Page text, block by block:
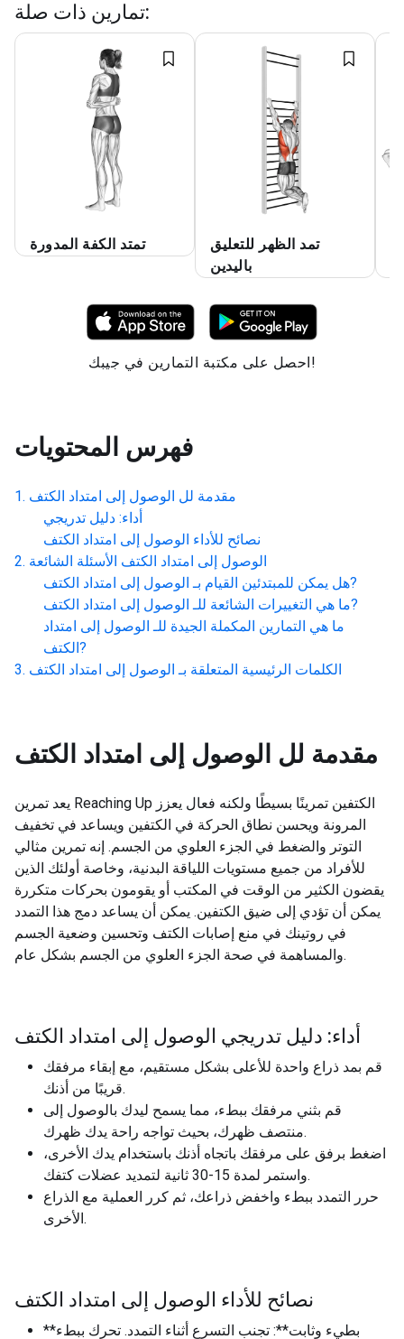
تمارين ذات صلة:
تمتد الكفة المدورة
تمد الظهر للتعليق
باليدين
احصل على مكتبة التمارين في جيبك!
فهرس المحتويات
مقدمة لل الوصول إلى امتداد الكتف
أداء: دليل تدريجي
نصائح للأداء الوصول إلى امتداد الكتف
الوصول إلى امتداد الكتف الأسئلة الشائعة
هل يمكن للمبتدئين القيام بـ الوصول إلى امتداد الكتف
?
ما هي التغييرات الشائعة للـ الوصول إلى امتداد الكتف
?
ما هي التمارين المكملة الجيدة للـ الوصول إلى امتداد
الكتف?
الكلمات الرئيسية المتعلقة بـ الوصول إلى امتداد الكتف
مقدمة لل الوصول إلى امتداد الكتف
يعد تمرين Reaching Up الكتفين تمرينًا بسيطًا ولكنه فعال يعزز
المرونة ويحسن نطاق الحركة في الكتفين ويساعد في تخفيف
التوتر والضغط في الجزء العلوي من الجسم. إنه تمرين مثالي
للأفراد من جميع مستويات اللياقة البدنية، وخاصة أولئك الذين
يقضون الكثير من الوقت في المكتب أو يقومون بحركات متكررة
يمكن أن تؤدي إلى ضيق الكتفين. يمكن أن يساعد دمج هذا التمدد
في روتينك في منع إصابات الكتف وتحسين وضعية الجسم
والمساهمة في صحة الجزء العلوي من الجسم بشكل عام.
أداء: دليل تدريجي الوصول إلى امتداد الكتف
قم بمد ذراع واحدة للأعلى بشكل مستقيم، مع إبقاء مرفقك
قريبًا من أذنك.
قم بثني مرفقك ببطء، مما يسمح ليدك بالوصول إلى
منتصف ظهرك، بحيث تواجه راحة يدك ظهرك.
اضغط برفق على مرفقك باتجاه أذنك باستخدام يدك الأخرى،
واستمر لمدة 15-30 ثانية لتمديد عضلات كتفك.
حرر التمدد ببطء واخفض ذراعك، ثم كرر العملية مع الذراع
الأخرى.
نصائح للأداء الوصول إلى امتداد الكتف
**بطيء وثابت**: تجنب التسرع أثناء التمدد. تحرك ببطء